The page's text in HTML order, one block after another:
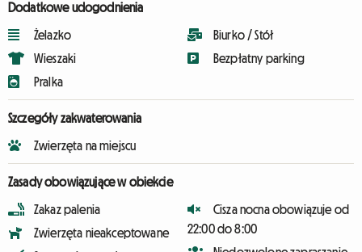
Dodatkowe udogodnienia
Żelazko
Wieszaki
Pralka
Biurko / Stół
Bezpłatny parking
Szczegóły zakwaterowania
Zwierzęta na miejscu
Zasady obowiązujące w obiekcie
Zakaz palenia
Zwierzęta nieakceptowane
Cisza nocna obowiązuje od
22:00 do 8:00